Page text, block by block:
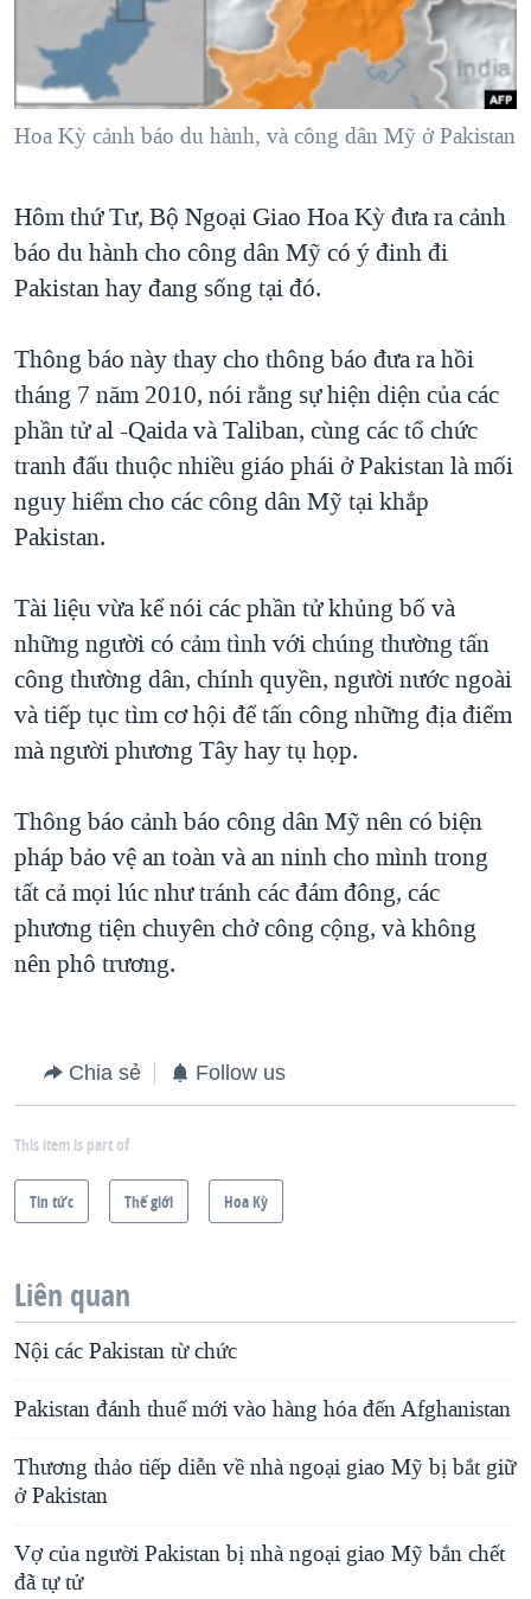
NGƯỜI VIỆT HẢI NGOẠI
ĐỜI SỐNG
KINH TẾ
KHOA HỌC
THỂ THAO
HÀNH TRÌNH BẦU CỬ 2024
MỘT NĂM CHIẾN TRANH TẠI DẢI GAZA
GIẢI MÃ VÀNH ĐAI & CON ĐƯỜNG
TRỊNH VĨNH BÌNH - NGƯỜI HẠ 'BÊN THẮNG CUỘC'
GROUND ZERO – XƯA VÀ NAY
CHI PHÍ CHIẾN TRANH AFGHANISTAN
CÁC GIÁ TRỊ CỘNG HÒA Ở VIỆT NAM
THƯỢNG ĐỈNH TRUMP-KIM TẠI VIỆT NAM
TRỊNH VĨNH BÌNH VS. CHÍNH PHỦ VIỆT NAM
NGƯ DÂN VIỆT VÀ LÀN SÓNG TRỘM HẢI SÂM
BÊN KIA QUỐC LỘ: TIẾNG VỌNG TỪ NÔNG THÔN MỸ
NGHE
MẠNG XÃ HỘI
Ngôn ngữ khác
Hoa Kỳ cảnh báo du hành, và công dân Mỹ ở Pakistan
Hôm thứ Tư, Bộ Ngoại Giao Hoa Kỳ đưa ra cảnh
báo du hành cho công dân Mỹ có ý đinh đi
Pakistan hay đang sống tại đó.
Thông báo này thay cho thông báo đưa ra hồi
tháng 7 năm 2010, nói rằng sự hiện diện của các
phần tử al -Qaida và Taliban, cùng các tổ chức
tranh đấu thuộc nhiều giáo phái ở Pakistan là mối
nguy hiểm cho các công dân Mỹ tại khắp
Pakistan.
Tài liệu vừa kể nói các phần tử khủng bố và
những người có cảm tình với chúng thường tấn
công thường dân, chính quyền, người nước ngoài
và tiếp tục tìm cơ hội để tấn công những địa điểm
mà người phương Tây hay tụ họp.
Thông báo cảnh báo công dân Mỹ nên có biện
pháp bảo vệ an toàn và an ninh cho mình trong
tất cả mọi lúc như tránh các đám đông, các
phương tiện chuyên chở công cộng, và không
nên phô trương.
Chia sẻ Follow us
This item is part of
Tin tức Thế giới Hoa Kỳ
Liên quan
Nội các Pakistan từ chức
Pakistan đánh thuế mới vào hàng hóa đến Afghanistan
Thương thảo tiếp diễn về nhà ngoại giao Mỹ bị bắt giữ
ở Pakistan
Vợ của người Pakistan bị nhà ngoại giao Mỹ bắn chết
đã tự tử